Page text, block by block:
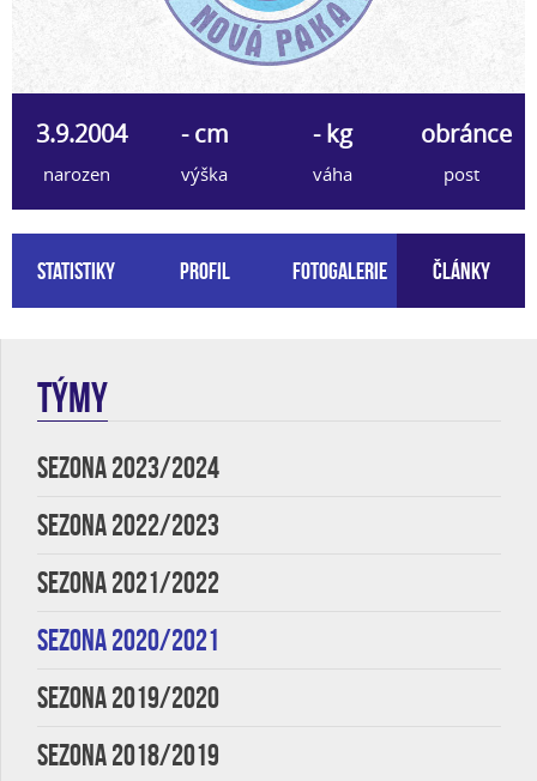
3.9.2004
narozen
- cm
výška
- kg
váha
obránce
post
Statistiky Profil Fotogalerie Články
TÝMY
SEZONA 2023/2024
SEZONA 2022/2023
SEZONA 2021/2022
SEZONA 2020/2021
SEZONA 2019/2020
SEZONA 2018/2019